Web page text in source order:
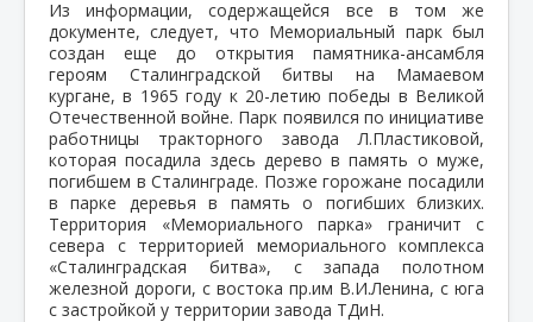
Из информации, содержащейся все в том же
документе, следует, что Мемориальный парк был
создан еще до открытия памятника-ансамбля
героям Сталинградской битвы на Мамаевом
кургане, в 1965 году к 20-летию победы в Великой
Отечественной войне. Парк появился по инициативе
работницы тракторного завода Л.Пластиковой,
которая посадила здесь дерево в память о муже,
погибшем в Сталинграде. Позже горожане посадили
в парке деревья в память о погибших близких.
Территория «Мемориального парка» граничит с
севера с территорией мемориального комплекса
«Сталинградская битва», с запада полотном
железной дороги, с востока пр.им В.И.Ленина, с юга
с застройкой у территории завода ТДиН.